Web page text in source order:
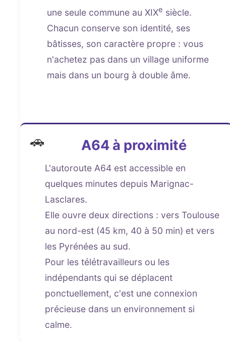
une seule commune au XIXe siècle.
Chacun conserve son identité, ses
bâtisses, son caractère propre : vous
n'achetez pas dans un village uniforme
mais dans un bourg à double âme.
🚗 A64 à proximité
L'autoroute A64 est accessible en
quelques minutes depuis Marignac-
Lasclares.
Elle ouvre deux directions : vers Toulouse
au nord-est (45 km, 40 à 50 min) et vers
les Pyrénées au sud.
Pour les télétravailleurs ou les
indépendants qui se déplacent
ponctuellement, c'est une connexion
précieuse dans un environnement si
calme.